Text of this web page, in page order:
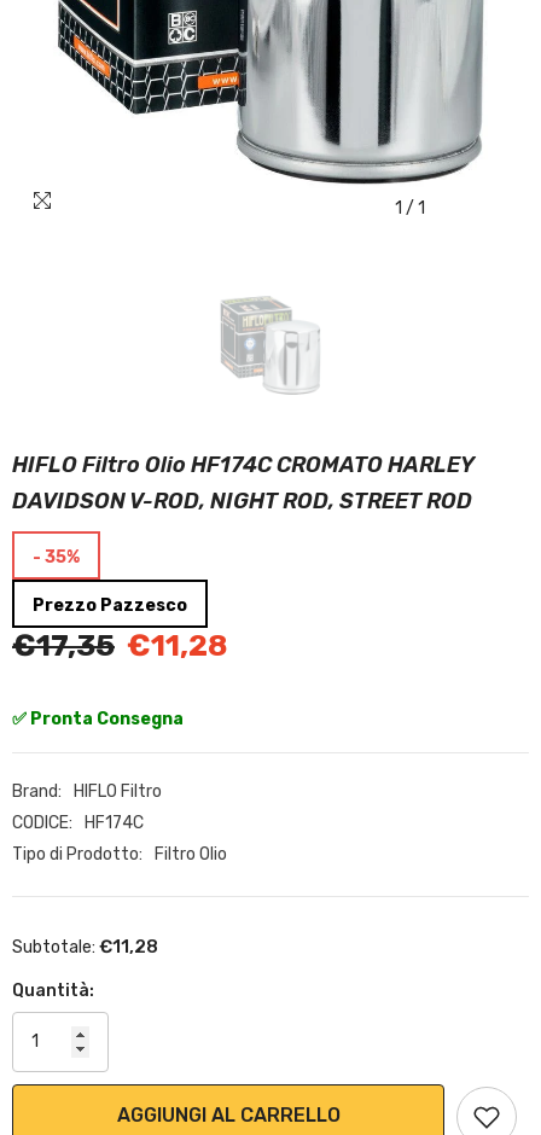
1 / 1
HIFLO Filtro Olio HF174C CROMATO HARLEY
DAVIDSON V-ROD, NIGHT ROD, STREET ROD
- 35%
Prezzo Pazzesco
€17,35 €11,28
✅ Pronta Consegna
Brand:
HIFLO Filtro
CODICE:
HF174C
Tipo di Prodotto:
Filtro Olio
Subtotale: €11,28
Quantità:
AGGIUNGI AL CARRELLO